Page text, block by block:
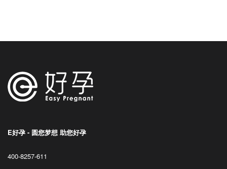
E好孕 - 圆您梦想 助您好孕
400-8257-611